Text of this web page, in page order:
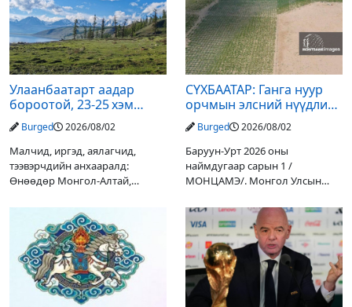
Улаанбаатарт аадар
бороотой, 23-25 хэм
дулаан байна
Burged 2026/08/02
Малчид, иргэд, аялагчид,
тээвэрчдийн анхааралд:
Өнөөдөр Монгол-Алтай,
уулархаг нутгаар бороо, дуу
цахилгаантай аадар бороо
орох тул голуудын усны
түвшин нэмэгдэх, нөөлөг
СҮХБААТАР: Ганга нуур
орчмын элсний нүүдлийг
зогсоох туршилтын ажил
үр дүнгээ өгч эхэлжээ
Burged 2026/08/02
Баруун-Урт 2026 оны
наймдугаар сарын 1 /
МОНЦАМЭ/. Монгол Улсын
Дарьгангын Ганга нуурыг
сэргээн, хамгаалах төслийг
улсын төсвийн хөрөнгө
оруулалтаар хийж буй.
Төслийн